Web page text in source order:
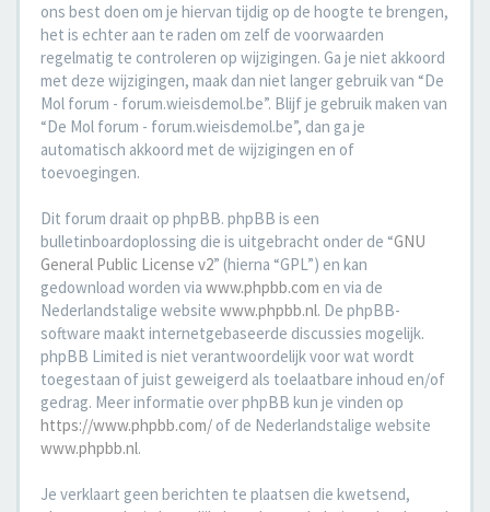
ons best doen om je hiervan tijdig op de hoogte te brengen,
het is echter aan te raden om zelf de voorwaarden
regelmatig te controleren op wijzigingen. Ga je niet akkoord
met deze wijzigingen, maak dan niet langer gebruik van “De
Mol forum - forum.wieisdemol.be”. Blijf je gebruik maken van
“De Mol forum - forum.wieisdemol.be”, dan ga je
automatisch akkoord met de wijzigingen en of
toevoegingen.
Dit forum draait op phpBB. phpBB is een
bulletinboardoplossing die is uitgebracht onder de “GNU
General Public License v2” (hierna “GPL”) en kan
gedownload worden via www.phpbb.com en via de
Nederlandstalige website www.phpbb.nl. De phpBB-
software maakt internetgebaseerde discussies mogelijk.
phpBB Limited is niet verantwoordelijk voor wat wordt
toegestaan of juist geweigerd als toelaatbare inhoud en/of
gedrag. Meer informatie over phpBB kun je vinden op
https://www.phpbb.com/ of de Nederlandstalige website
www.phpbb.nl.
Je verklaart geen berichten te plaatsen die kwetsend,